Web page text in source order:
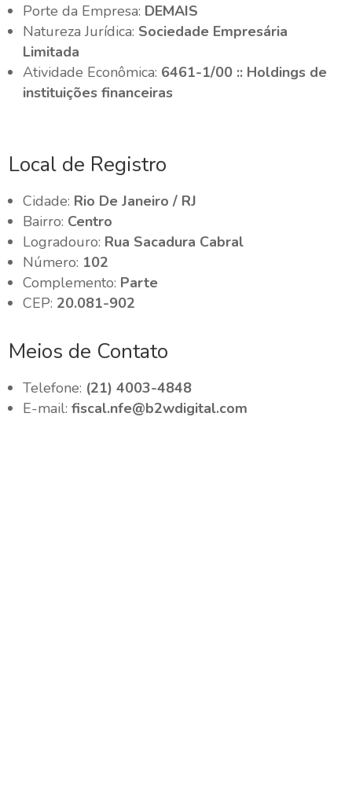
Porte da Empresa: DEMAIS
Natureza Jurídica: Sociedade Empresária
Limitada
Atividade Econômica: 6461-1/00 :: Holdings de
instituições financeiras
Local de Registro
Cidade: Rio De Janeiro / RJ
Bairro: Centro
Logradouro: Rua Sacadura Cabral
Número: 102
Complemento: Parte
CEP: 20.081-902
Meios de Contato
Telefone: (21) 4003-4848
E-mail:fiscal.nfe@b2wdigital.com